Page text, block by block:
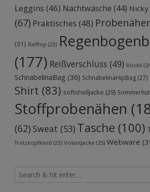
Leggins (46) Nachtwäsche (44) Nicky
(67) Praktisches (48)
(31) Rafftop (23)
(177) Reißverschluss (49) Röckli
SchnabelinaBag (36) SchnabelinaHipBag (27)
Shirt (83) softshelljacke (29) Sommerhut
Stoffprobenähen
(62) Sweat (53) Tasche (100)
Trotzkopfkleid (23) Volantjacke (25) Webware